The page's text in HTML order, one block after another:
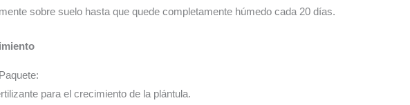
sobre suelo hasta que quede completamente húmedo cada 20 días.
para el crecimiento de la plántula.